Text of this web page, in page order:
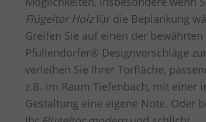
Flügeltor Holzfür die Beplankung
Greifen Sie auf einen der bewährten
Pfullendorfer® Designvorschläge
verleihen Sie Ihrer Torfläche,
z.B. im Raum Tiefenbach, mit einer
Gestaltung eine eigene Note. Oder